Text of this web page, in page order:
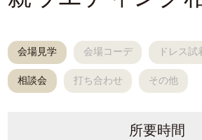
会場見学 会場コーデ ドレス試
相談会 打ち合わせ その他
所要時間